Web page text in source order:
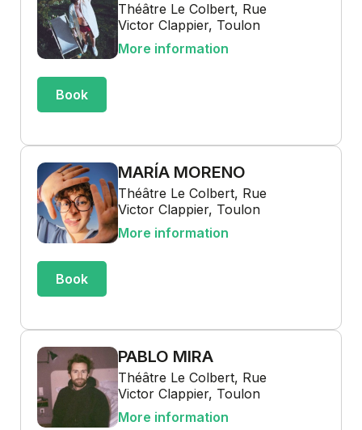
Théâtre Le Colbert, Rue
Victor Clappier, Toulon
More information
Book
MARÍA MORENO
Théâtre Le Colbert, Rue
Victor Clappier, Toulon
More information
Book
PABLO MIRA
Théâtre Le Colbert, Rue
Victor Clappier, Toulon
More information